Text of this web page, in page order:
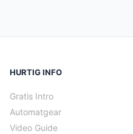
HURTIG INFO
Gratis Intro
Automatgear
Video Guide